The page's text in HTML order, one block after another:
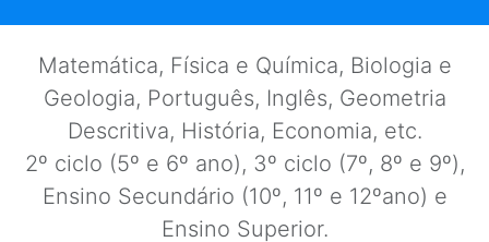
Matemática, Física e Química, Biologia e
Geologia, Português, Inglês, Geometria
Descritiva, História, Economia, etc.
2º ciclo (5º e 6º ano), 3º ciclo (7º, 8º e 9º),
Ensino Secundário (10º, 11º e 12ºano) e
Ensino Superior.